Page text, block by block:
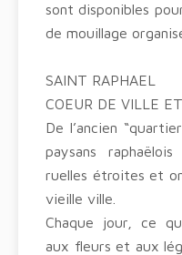
sont disponibles
de mouillage
SAINT RAPHAEL
COEUR DE VILLE
De l’ancien
paysans
ruelles étroites et
vieille ville.
Chaque jour, ce
aux fleurs et aux